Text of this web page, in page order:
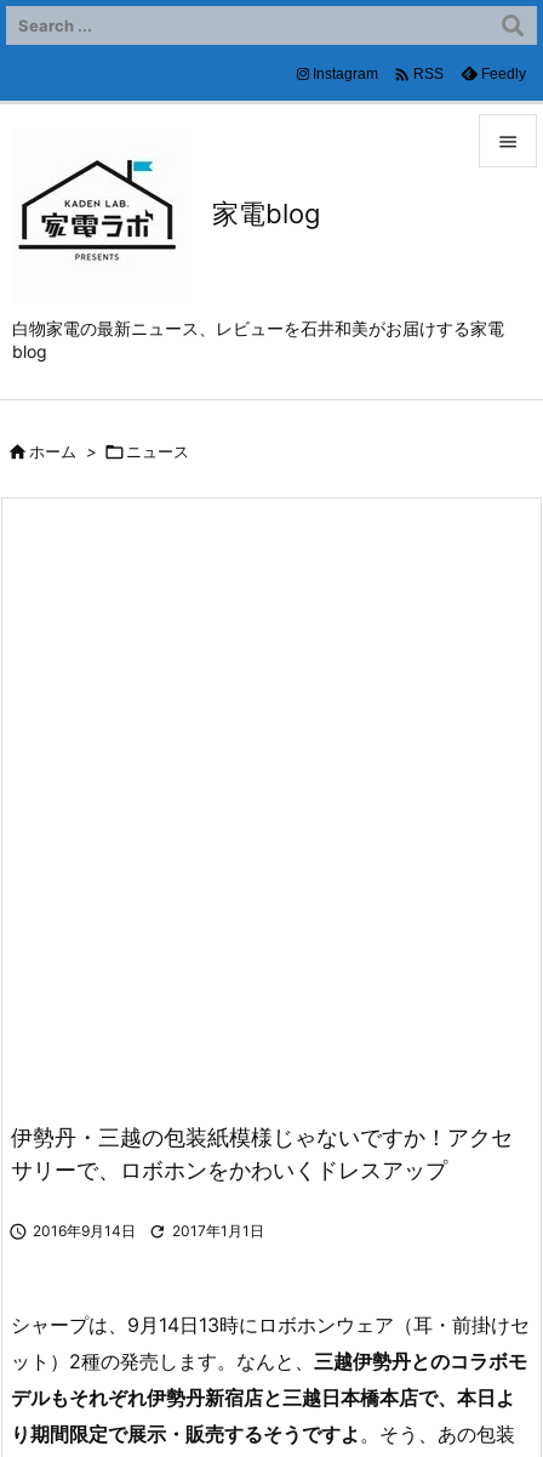
家電blog
白物家電の最新ニュース、レビューを石井和美がお届けする家電
blog


前へ
次へ
Instagram  RSS Feedly
ホーム >  ニュース
伊勢丹・三越の包装紙模様じゃないですか！アクセ
サリーで、ロボホンをかわいくドレスアップ
 2016年9月14日  2017年1月1日
シャープは、9月14日13時にロボホンウェア（耳・前掛けセ
ット）2種の発売します。なんと、 三越伊勢丹とのコラボモ
デルもそれぞれ伊勢丹新宿店と三越日本橋本店で、本日よ
り期間限定で展示・販売するそうですよ。そう、あの包装